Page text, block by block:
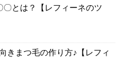
とは？【レフィーネのツ
きまつ毛の作り方♪【レフィ